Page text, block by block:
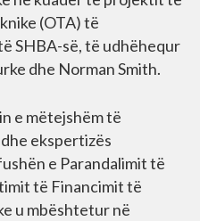
(OTA) të
SHBA-së, të udhëhequr
dhe Norman Smith.
e mëtejshëm të
ekspertizës
e Parandalimit të
të Financimit të
u mbështetur në